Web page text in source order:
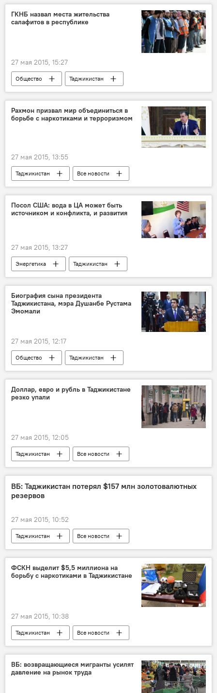
ГКНБ назвал места жительства
салафитов в республике
27 мая 2015, 15:27
Общество
Таджикистан
Все новости
Рогун
Салафия
экстремизм
терроризм
радикализм
безопасность
ОДКБ
Рудаки
Рахмон призвал мир объединиться в
борьбе с наркотиками и терроризмом
27 мая 2015, 13:55
Таджикистан
Все новости
Общество
Правительство Таджикистана
наркотики
терроризм
экстремизм
безопасность
Эмомали Рахмон
Посол США: вода в ЦА может быть
источником и конфликта, и развития
27 мая 2015, 13:27
Энергетика
Таджикистан
Все новости
Кыргызстан
США
Сьюзан Эллиотт
Правительство Таджикистана
конфликт
Биография сына президента
Таджикистана, мэра Душанбе Рустама
Эмомали
27 мая 2015, 12:17
Общество
Таджикистан
Все новости
Рустам Эмомали
сын
Мэр Душанбе и председатель парламента Рустам Эмомали
Доллар, евро и рубль в Таджикистане
резко упали
27 мая 2015, 12:05
Таджикистан
Все новости
Экономика
евро
курсы валют
Нацбанк Таджикистана
рубль
ВБ: Таджикистан потерял $157 млн золотовалютных
резервов
27 мая 2015, 10:52
Таджикистан
Все новости
Экономика
Всемирный банк
сомони
Правительство Таджикистана
Нацбанк Таджикистана
ФСКН выделит $5,5 миллиона на
борьбу с наркотиками в Таджикистане
27 мая 2015, 10:38
Таджикистан
Все новости
Рустам Назарзода
соглашение
Россия
наркотики
АКН Таджикистана
ВБ: возвращающиеся мигранты усилят
давление на рынок труда